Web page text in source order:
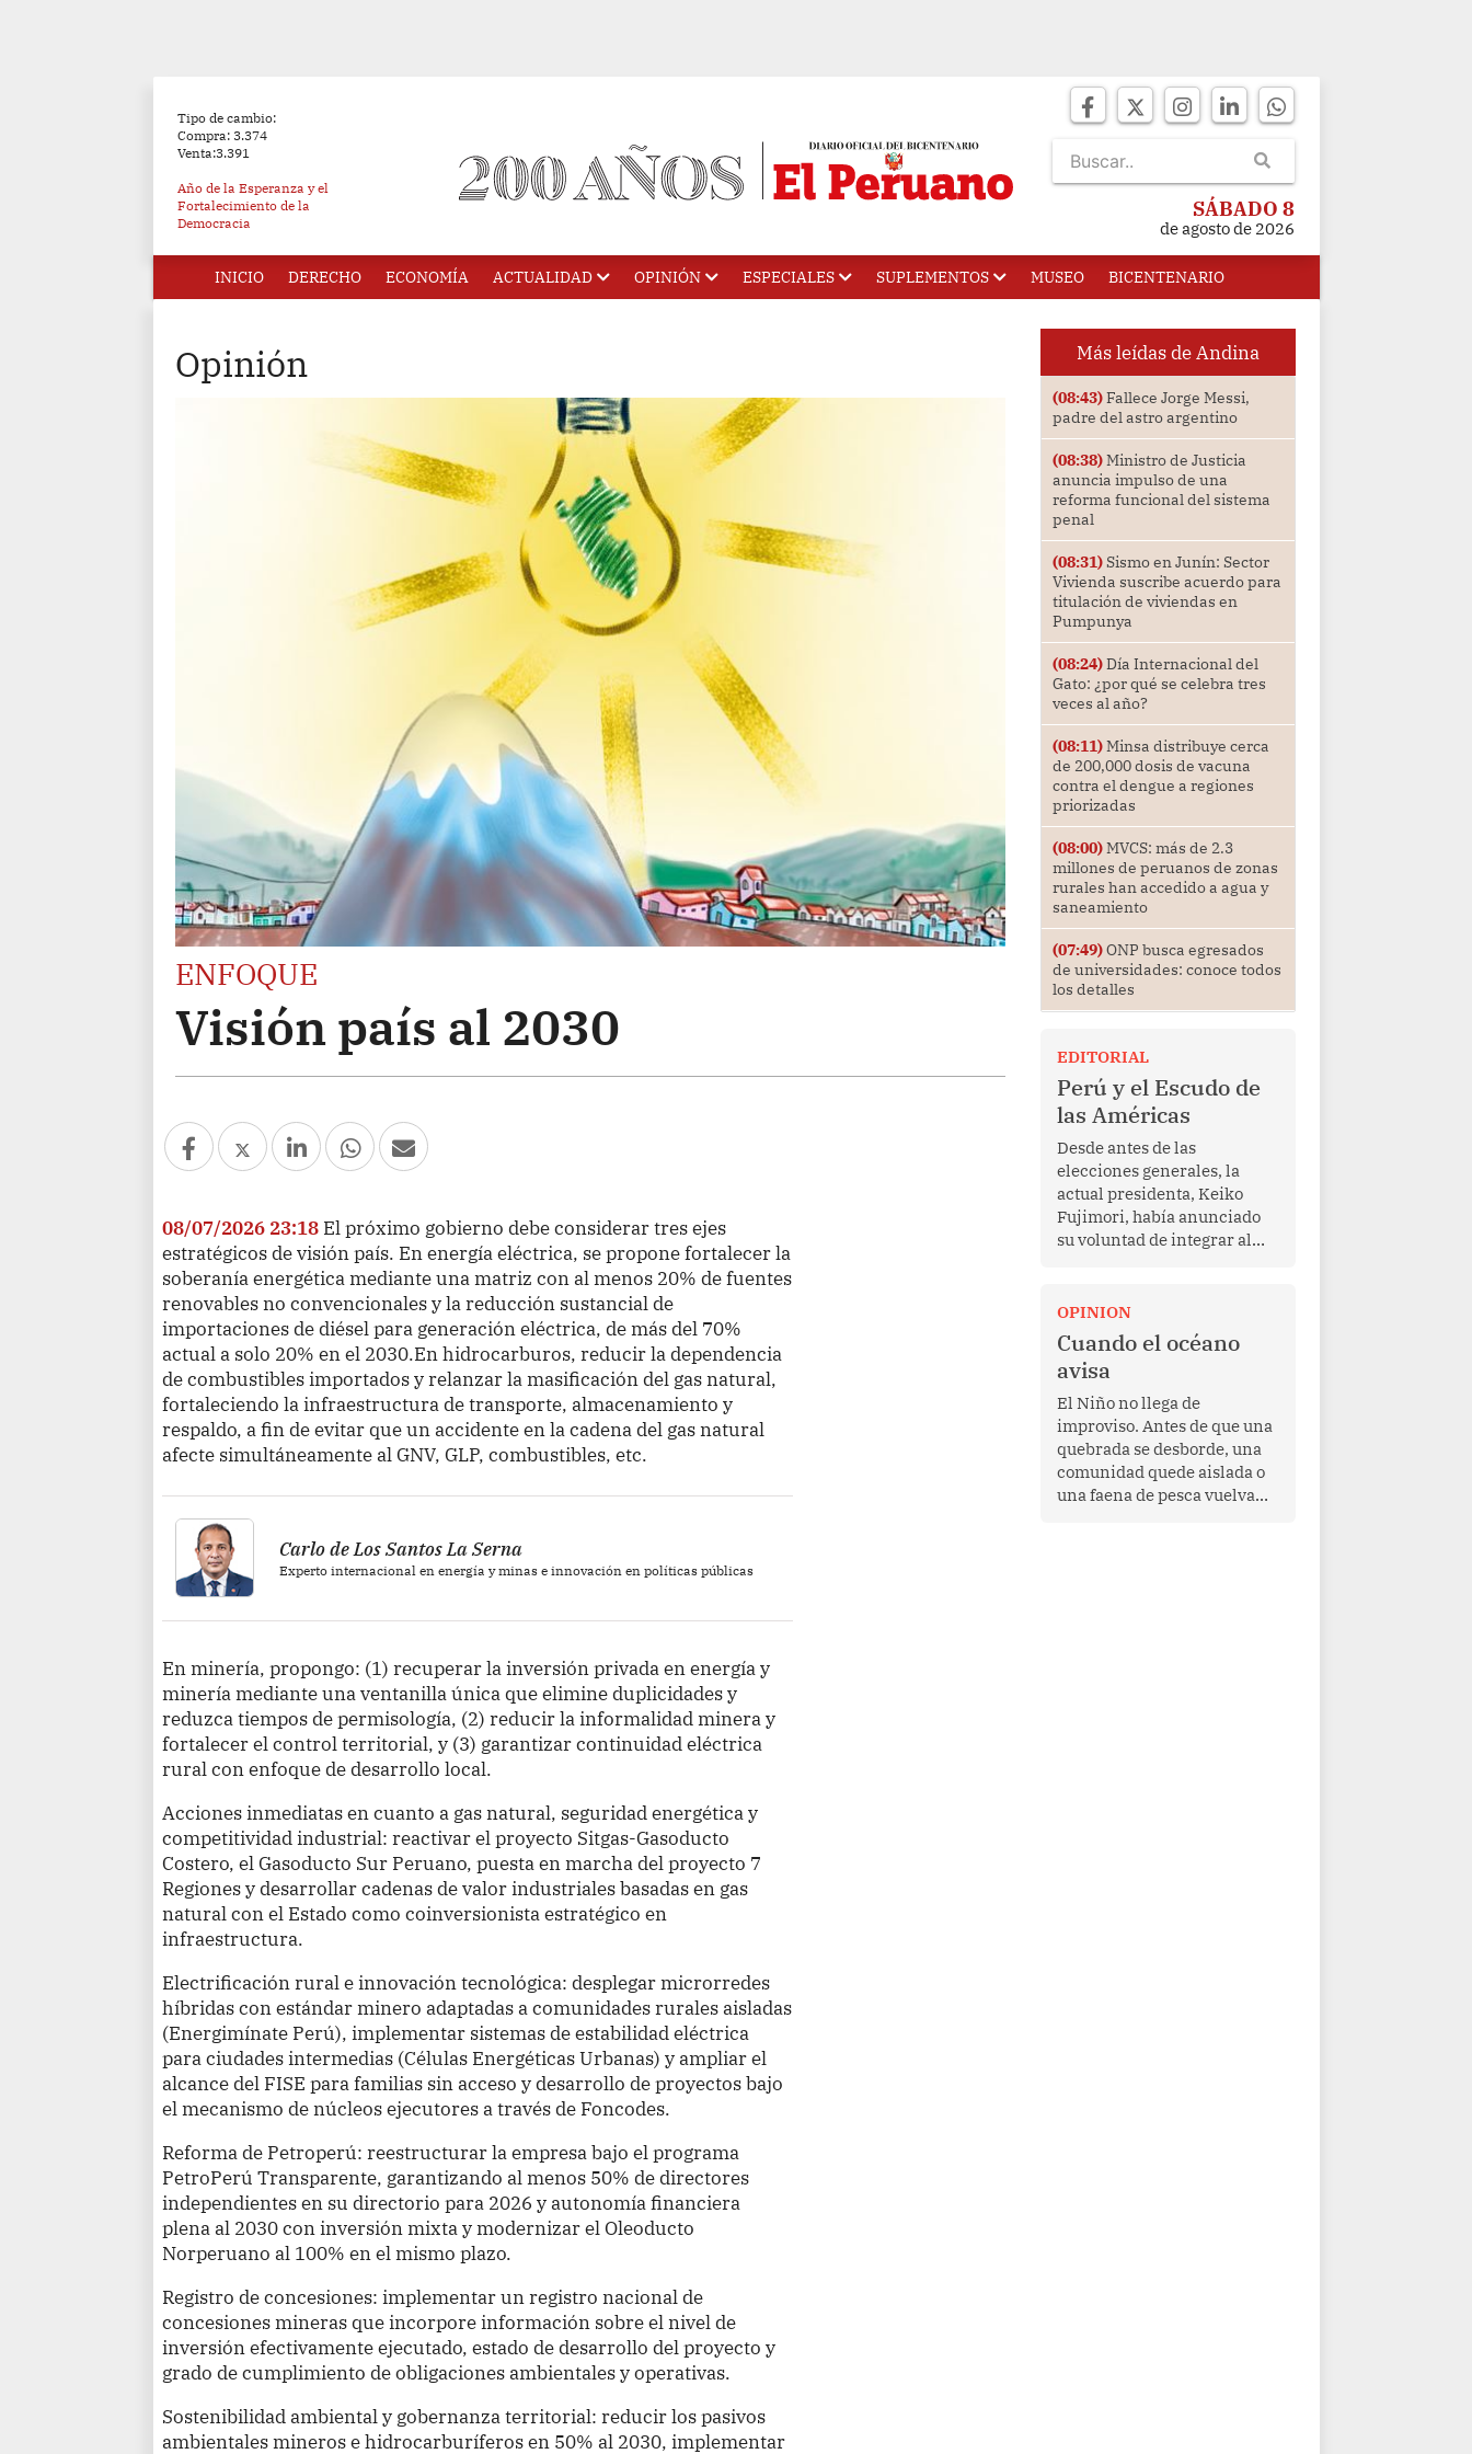
Tipo de cambio:
Compra: 3.374
Venta:3.391
Año de la Esperanza y el
Fortalecimiento de la
Democracia
SÁBADO 8
de agosto de 2026
INICIO DERECHO ECONOMÍA ACTUALIDAD OPINIÓN ESPECIALES SUPLEMENTOS MUSEO BICENTENARIO
Opinión
ENFOQUE
Visión país al 2030
08/07/2026 23:18 El próximo gobierno debe considerar tres ejes
estratégicos de visión país. En energía eléctrica, se propone fortalecer la
soberanía energética mediante una matriz con al menos 20% de fuentes
renovables no convencionales y la reducción sustancial de
importaciones de diésel para generación eléctrica, de más del 70%
actual a solo 20% en el 2030.En hidrocarburos, reducir la dependencia
de combustibles importados y relanzar la masificación del gas natural,
fortaleciendo la infraestructura de transporte, almacenamiento y
respaldo, a fin de evitar que un accidente en la cadena del gas natural
afecte simultáneamente al GNV, GLP, combustibles, etc.
Carlo de Los Santos La Serna
Experto internacional en energía y minas e innovación en políticas públicas
En minería, propongo: (1) recuperar la inversión privada en energía y
minería mediante una ventanilla única que elimine duplicidades y
reduzca tiempos de permisología, (2) reducir la informalidad minera y
fortalecer el control territorial, y (3) garantizar continuidad eléctrica
rural con enfoque de desarrollo local.
Acciones inmediatas en cuanto a gas natural, seguridad energética y
competitividad industrial: reactivar el proyecto Sitgas-Gasoducto
Costero, el Gasoducto Sur Peruano, puesta en marcha del proyecto 7
Regiones y desarrollar cadenas de valor industriales basadas en gas
natural con el Estado como coinversionista estratégico en
infraestructura.
Electrificación rural e innovación tecnológica: desplegar microrredes
híbridas con estándar minero adaptadas a comunidades rurales aisladas
(Energimínate Perú), implementar sistemas de estabilidad eléctrica
para ciudades intermedias (Células Energéticas Urbanas) y ampliar el
alcance del FISE para familias sin acceso y desarrollo de proyectos bajo
el mecanismo de núcleos ejecutores a través de Foncodes.
Reforma de Petroperú: reestructurar la empresa bajo el programa
PetroPerú Transparente, garantizando al menos 50% de directores
independientes en su directorio para 2026 y autonomía financiera
plena al 2030 con inversión mixta y modernizar el Oleoducto
Norperuano al 100% en el mismo plazo.
Registro de concesiones: implementar un registro nacional de
concesiones mineras que incorpore información sobre el nivel de
inversión efectivamente ejecutado, estado de desarrollo del proyecto y
grado de cumplimiento de obligaciones ambientales y operativas.
Sostenibilidad ambiental y gobernanza territorial: reducir los pasivos
ambientales mineros e hidrocarburíferos en 50% al 2030, implementar
Más leídas de Andina
(08:43)Fallece Jorge Messi,
padre del astro argentino
(08:38)Ministro de Justicia
anuncia impulso de una
reforma funcional del sistema
penal
(08:31)Sismo en Junín: Sector
Vivienda suscribe acuerdo para
titulación de viviendas en
Pumpunya
(08:24)Día Internacional del
Gato: ¿por qué se celebra tres
veces al año?
(08:11)Minsa distribuye cerca
de 200,000 dosis de vacuna
contra el dengue a regiones
priorizadas
(08:00)MVCS: más de 2.3
millones de peruanos de zonas
rurales han accedido a agua y
saneamiento
(07:49)ONP busca egresados
de universidades: conoce todos
los detalles
EDITORIAL
Perú y el Escudo de
las Américas
Desde antes de las
elecciones generales, la
actual presidenta, Keiko
Fujimori, había anunciado
su voluntad de integrar al
en marzo de este año por el
mandatario estadounidense
Donald Trump, con el fin de
enfrentar al crimen
transnacional organizado y
al tráfico de drogas.
OPINION
Cuando el océano
avisa
El Niño no llega de
improviso. Antes de que una
quebrada se desborde, una
comunidad quede aislada o
una faena de pesca vuelva